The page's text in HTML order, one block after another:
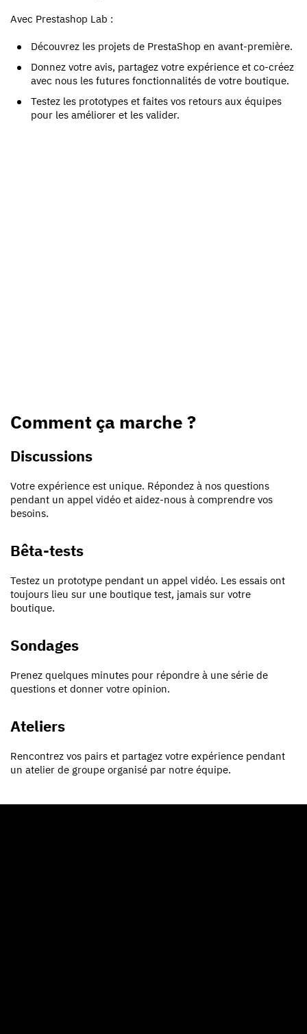
Avec Prestashop Lab :
Découvrez les projets de PrestaShop en avant-première.
Donnez votre avis, partagez votre expérience et co-créez
avec nous les futures fonctionnalités de votre boutique.
Testez les prototypes et faites vos retours aux équipes
pour les améliorer et les valider.
Comment ça marche ?
Discussions
Votre expérience est unique. Répondez à nos questions
pendant un appel vidéo et aidez-nous à comprendre vos
besoins.
Bêta-tests
Testez un prototype pendant un appel vidéo. Les essais ont
toujours lieu sur une boutique test, jamais sur votre
boutique.
Sondages
Prenez quelques minutes pour répondre à une série de
questions et donner votre opinion.
Ateliers
Rencontrez vos pairs et partagez votre expérience pendant
un atelier de groupe organisé par notre équipe.